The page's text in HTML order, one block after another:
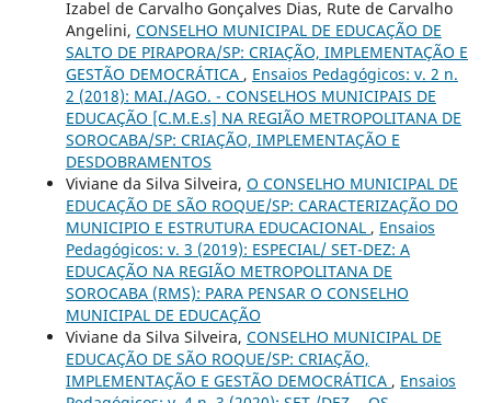
Izabel de Carvalho Gonçalves Dias, Rute de Carvalho
Angelini, CONSELHO MUNICIPAL DE EDUCAÇÃO DE
SALTO DE PIRAPORA/SP: CRIAÇÃO, IMPLEMENTAÇÃO E
GESTÃO DEMOCRÁTICA , Ensaios Pedagógicos: v. 2 n.
2 (2018): MAI./AGO. - CONSELHOS MUNICIPAIS DE
EDUCAÇÃO [C.M.E.s] NA REGIÃO METROPOLITANA DE
SOROCABA/SP: CRIAÇÃO, IMPLEMENTAÇÃO E
DESDOBRAMENTOS
Viviane da Silva Silveira, O CONSELHO MUNICIPAL DE
EDUCAÇÃO DE SÃO ROQUE/SP: CARACTERIZAÇÃO DO
MUNICIPIO E ESTRUTURA EDUCACIONAL , Ensaios
Pedagógicos: v. 3 (2019): ESPECIAL/ SET-DEZ: A
EDUCAÇÃO NA REGIÃO METROPOLITANA DE
SOROCABA (RMS): PARA PENSAR O CONSELHO
MUNICIPAL DE EDUCAÇÃO
Viviane da Silva Silveira, CONSELHO MUNICIPAL DE
EDUCAÇÃO DE SÃO ROQUE/SP: CRIAÇÃO,
IMPLEMENTAÇÃO E GESTÃO DEMOCRÁTICA , Ensaios